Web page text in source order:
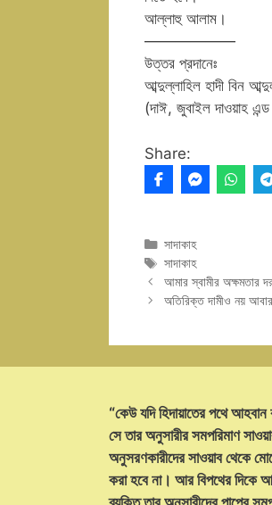
আল্লাহু আলাম।
——————
উত্তর প্রদানেঃ
আব্দুল্লাহিল হাদী বিন
(দাঈ, জুবাইল দাওয়াহ
Share:
Categories
সাদাকাহ
Tags
সাদাকাহ
আমার স্বামীর অক্ষমতার
অতিরিক্ত দামীও নয়
“কেউ যদি হিদায়াতের পথে
সে তার অনুসারীর সমপরিমাণ
অনুসরণকারীদের সাওয়াব থেকে
করা হবে না। আর বিপথের দিকে